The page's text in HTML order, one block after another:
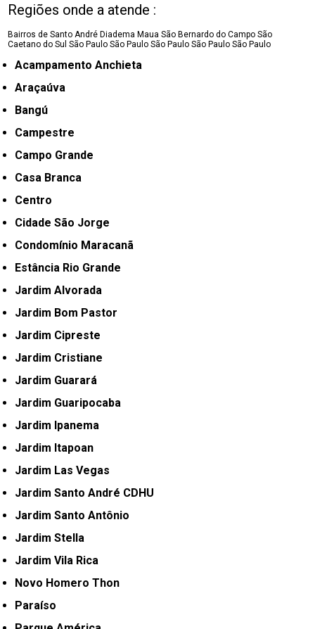
Regiões onde a atende :
Bairros de Santo André Diadema Maua São Bernardo do Campo São
Caetano do SulSão Paulo São Paulo São Paulo São Paulo São Paulo
Acampamento Anchieta
Araçaúva
Bangú
Campestre
Campo Grande
Casa Branca
Centro
Cidade São Jorge
Condomínio Maracanã
Estância Rio Grande
Jardim Alvorada
Jardim Bom Pastor
Jardim Cipreste
Jardim Cristiane
Jardim Guarará
Jardim Guaripocaba
Jardim Ipanema
Jardim Itapoan
Jardim Las Vegas
Jardim Santo André CDHU
Jardim Santo Antônio
Jardim Stella
Jardim Vila Rica
Novo Homero Thon
Paraíso